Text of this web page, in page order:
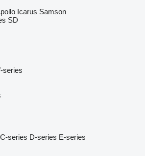
Icarus Samson
SD
series
C-series D-series E-series